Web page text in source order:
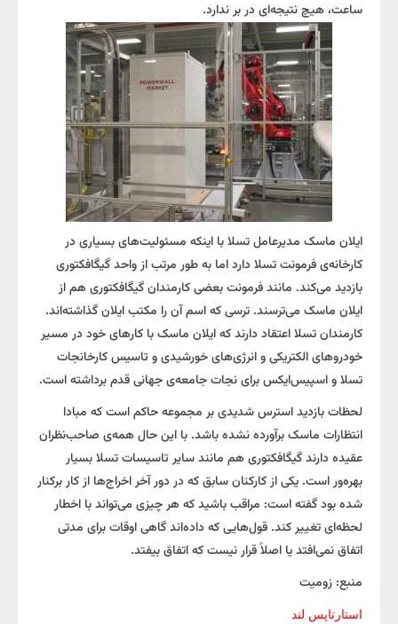
ساعت، هیچ نتیجه‌ای در بر ندارد.
ایلان ماسک مدیر‌عامل تسلا با اینکه مسئولیت‌های بسیاری در
کارخانه‌ی فرمونت تسلا دارد اما به طور مرتب از واحد گیگافکتوری
بازدید می‌کند. مانند فرمونت بعضی کارمندان گیگافکتوری هم از
ایلان ماسک می‌ترسند. ترسی که اسم آن را مکتب ایلان گذاشته‌اند.
کارمندان تسلا اعتقاد دارند که ایلان ماسک با کارهای خود در مسیر
خودرو‌های الکتریکی و انرژی‌های خورشیدی و تاسیس کارخانجات
تسلا و اسپیس‌ایکس برای نجات جامعه‌ی جهانی قدم برداشته است.
لحظات بازدید استرس شدیدی بر مجموعه حاکم است که مبادا
انتظارات ماسک برآورده نشده باشد. با این حال همه‌ی صاحب‌نظران
عقیده دارند گیگا‌فکتوری هم مانند سایر تاسیسات تسلا بسیار
بهره‌ور است. یکی از کارکنان سابق که در دور آخر اخراج‌ها از کار برکنار
شده بود گفته است: مراقب باشید که هر چیزی می‌تواند با اخطار
لحظه‌ای تغییر کند. قول‌هایی که داده‌اند گاهی اوقات برای مدتی
اتفاق نمی‌افتد یا اصلاً قرار نیست که اتفاق بیفتد.
منبع: زومیت
استارتاپس لند